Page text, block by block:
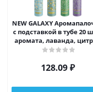
NEW GALAXY
с подставкой в тубе 20
аромата, лаванда,
лемонграсс, ваниль
128.09 ₽